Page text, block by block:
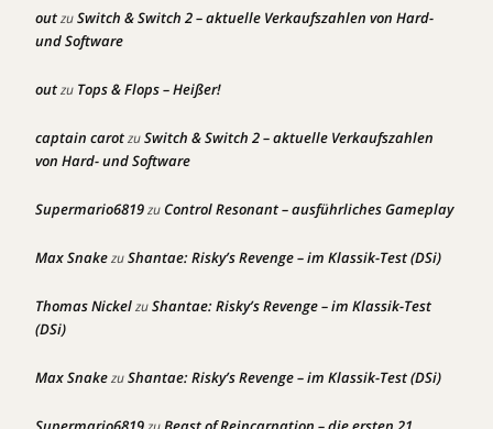
outzuSwitch & Switch 2 – aktuelle Verkaufszahlen von Hard-
und Software
outzu Tops & Flops – Heißer!
captain carotzuSwitch & Switch 2 – aktuelle Verkaufszahlen
von Hard- und Software
Supermario6819zuControl Resonant – ausführliches Gameplay
Max SnakezuShantae: Risky’s Revenge – im Klassik-Test (DSi)
Thomas NickelzuShantae: Risky’s Revenge – im Klassik-Test
(DSi)
Max SnakezuShantae: Risky’s Revenge – im Klassik-Test (DSi)